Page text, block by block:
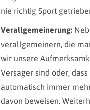
nie richtig Sport
Verallgemeinerung:
verallgemeinern, die
wir unsere
Versager sind oder,
automatisch immer
davon beweisen.